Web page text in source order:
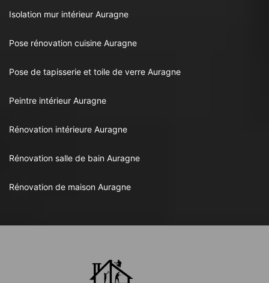
Isolation mur intérieur Auragne
Pose rénovation cuisine Auragne
Pose de tapisserie et toile de verre Auragne
Peintre intérieur Auragne
Rénovation intérieure Auragne
Rénovation salle de bain Auragne
Rénovation de maison Auragne